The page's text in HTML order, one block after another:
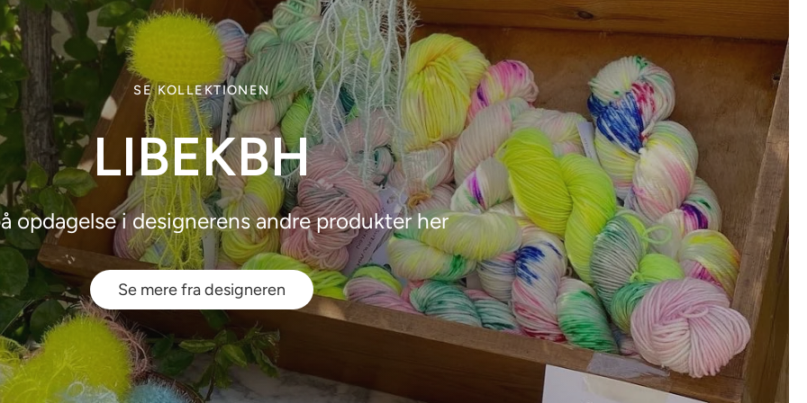
SE KOLLEKTIONEN
LIBEKBH
opdagelse i designerens andre produkter her
Se mere fra designeren